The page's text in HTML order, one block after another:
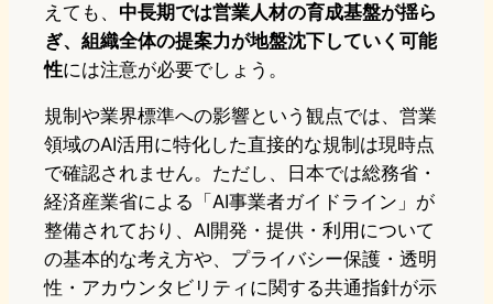
えても、 中長期では営業人材の育成基盤が揺ら
ぎ、組織全体の提案力が地盤沈下していく可能
性には注意が必要でしょう。
規制や業界標準への影響という観点では、営業
領域のAI活用に特化した直接的な規制は現時点
で確認されません。ただし、日本では総務省・
経済産業省による「AI事業者ガイドライン」が
整備されており、AI開発・提供・利用について
の基本的な考え方や、プライバシー保護・透明
性・アカウンタビリティに関する共通指針が示